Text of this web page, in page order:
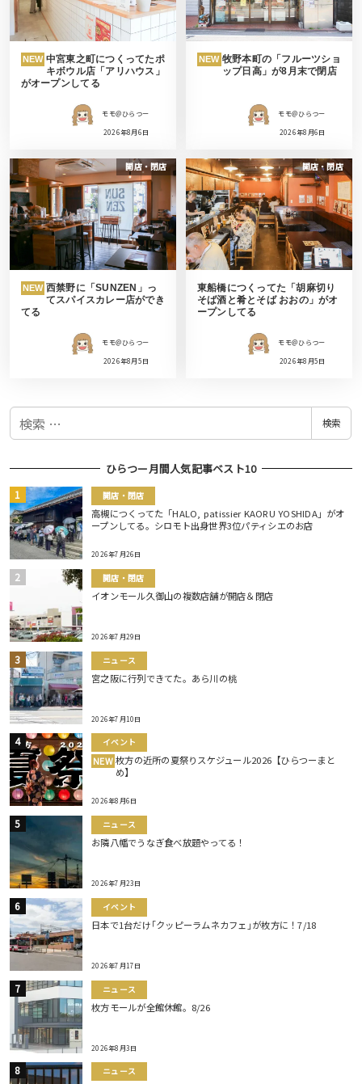
NEW 中宮東之町につくってたポ
キボウル店「アリハウス」
がオープンしてる
モモ＠ひらつー
2026年8月6日
NEW 牧野本町の「フルーツショ
ップ日高」が8月末で閉店
モモ＠ひらつー
2026年8月6日
開店・閉店
NEW 西禁野に「SUNZEN」っ
てスパイスカレー店ができ
てる
モモ＠ひらつー
2026年8月5日
開店・閉店
東船橋につくってた「胡麻切り
そば酒と肴とそば おおの」がオ
ープンしてる
モモ＠ひらつー
2026年8月5日
検
検索
ひらつー月間人気記事ベスト10
開店・閉店
高槻につくってた「HALO, patissier KAORU YOSHIDA」がオ
ープンしてる。シロモト出身世界3位パティシエのお店
2026年7月26日
開店・閉店
イオンモール久御山の複数店舗が開店＆閉店
2026年7月29日
ニュース
宮之阪に行列できてた。あら川の桃
2026年7月10日
イベント
NEW 枚方の近所の夏祭りスケジュール2026【ひらつーまと
め】
2026年8月6日
ニュース
お隣八幡でうなぎ食べ放題やってる！
2026年7月23日
イベント
日本で1台だけ｢クッピーラムネカフェ｣が枚方に！7/18
2026年7月17日
ニュース
枚方モールが全館休館。8/26
2026年8月3日
ニュース